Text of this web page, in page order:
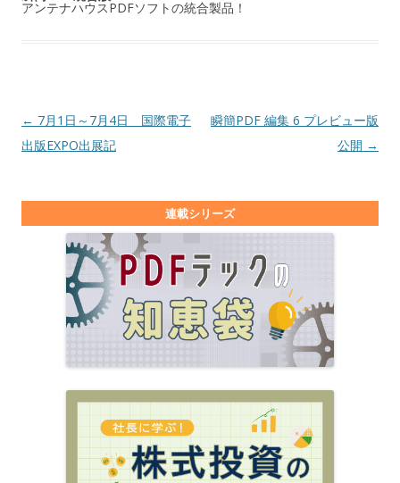
アンテナハウスPDFソフトの統合製品！
投稿ナビゲーション
← 7月1日～7月4日 国際電子
出版EXPO出展記
瞬簡PDF 編集 6 プレビュー版
公開 →
連載シリーズ